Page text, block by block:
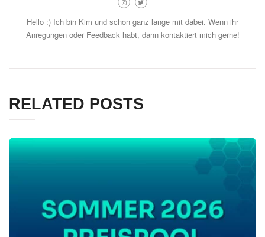
Hello :) Ich bin Kim und schon ganz lange mit dabei. Wenn ihr
Anregungen oder Feedback habt, dann kontaktiert mich gerne!
RELATED POSTS